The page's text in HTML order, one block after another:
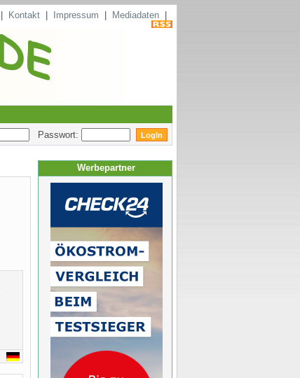
Kontakt Impressum Mediadaten
Passwort:
Werbepartner